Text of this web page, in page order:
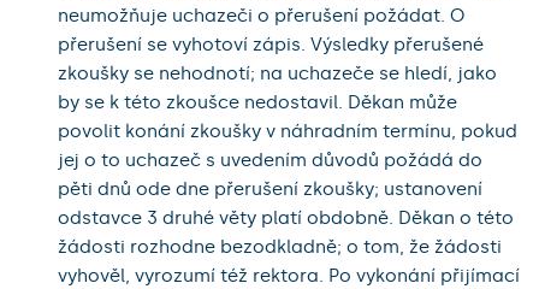
neumožňuje uchazeči o přerušení požádat. O
přerušení se vyhotoví zápis. Výsledky přerušené
zkoušky se nehodnotí; na uchazeče se hledí, jako
by se k této zkoušce nedostavil. Děkan může
povolit konání zkoušky v náhradním termínu, pokud
jej o to uchazeč s uvedením důvodů požádá do
pěti dnů ode dne přerušení zkoušky; ustanovení
odstavce 3 druhé věty platí obdobně. Děkan o této
žádosti rozhodne bezodkladně; o tom, že žádosti
vyhověl, vyrozumí též rektora. Po vykonání přijímací